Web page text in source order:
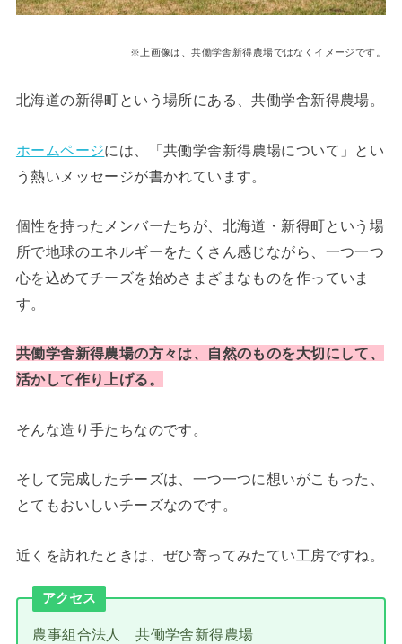
※上画像は、共働学舎新得農場ではなくイメージです。
北海道の新得町という場所にある、共働学舎新得農場。
ホームページには、「共働学舎新得農場について」とい
う熱いメッセージが書かれています。
個性を持ったメンバーたちが、北海道・新得町という場
所で地球のエネルギーをたくさん感じながら、一つ一つ
心を込めてチーズを始めさまざまなものを作っていま
す。
共働学舎新得農場の方々は、自然のものを大切にして、
活かして作り上げる。
そんな造り手たちなのです。
そして完成したチーズは、一つ一つに想いがこもった、
とてもおいしいチーズなのです。
近くを訪れたときは、ぜひ寄ってみたてい工房ですね。
アクセス
農事組合法人 共働学舎新得農場